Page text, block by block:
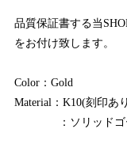
品質保証書する当
をお付け致します。
Color：Gold
Material：K10(刻印あり
：ソリッドゴー